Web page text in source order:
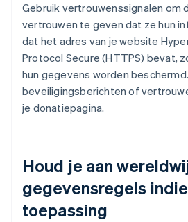
Gebruik vertrouwenssignalen om
vertrouwen te geven dat ze hun
dat het adres van je website
Protocol Secure (HTTPS) bevat,
hun gegevens worden
beveiligingsberichten of
je donatiepagina.
Houd je aan
gegevensregels
toepassing